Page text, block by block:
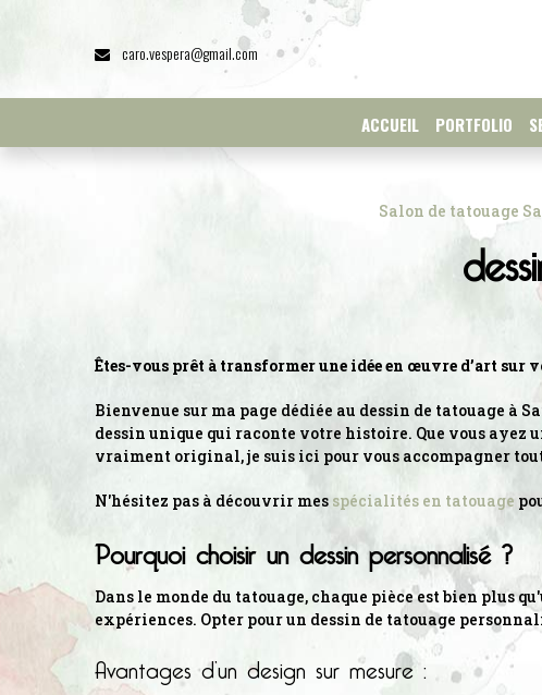
caro.vespera@gmail.com
ACCUEIL PORTFOLIO
Salon de tatouage
Êtes-vous prêt à transformer une idée en œuvre d’art sur
Bienvenue sur ma page dédiée au dessin de tatouage à
dessin unique qui raconte votre histoire. Que vous ayez
vraiment original, je suis ici pour vous accompagner
N'hésitez pas à découvrir mes spécialités en tatouage
Pourquoi choisir un dessin personnalisé ?
Dans le monde du tatouage, chaque pièce est bien plus
expériences. Opter pour un dessin de tatouage
Avantages d’un design sur mesure :
Panneau de gestion des cookies